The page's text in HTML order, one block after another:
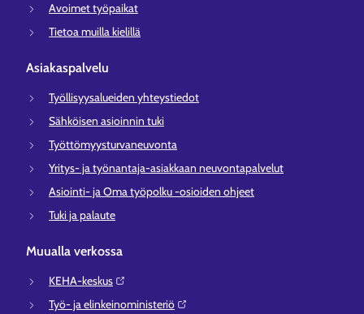
Avoimet työpaikat
Tietoa muilla kielillä
Asiakaspalvelu
Työllisyysalueiden yhteystiedot
Sähköisen asioinnin tuki
Työttömyysturvaneuvonta
Yritys- ja työnantaja-asiakkaan neuvontapalvelut
Asiointi- ja Oma työpolku -osioiden ohjeet
Tuki ja palaute
Muualla verkossa
KEHA-keskus⁠
Työ- ja elinkeinoministeriö⁠